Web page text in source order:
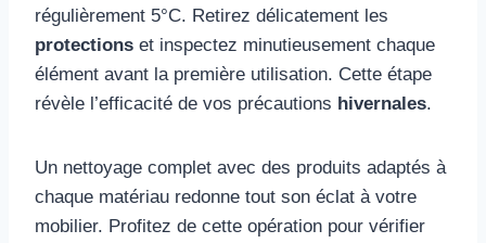
régulièrement 5°C. Retirez délicatement les
protections et inspectez minutieusement chaque
élément avant la première utilisation. Cette étape
révèle l’efficacité de vos précautions hivernales.
Un nettoyage complet avec des produits adaptés à
chaque matériau redonne tout son éclat à votre
mobilier. Profitez de cette opération pour vérifier